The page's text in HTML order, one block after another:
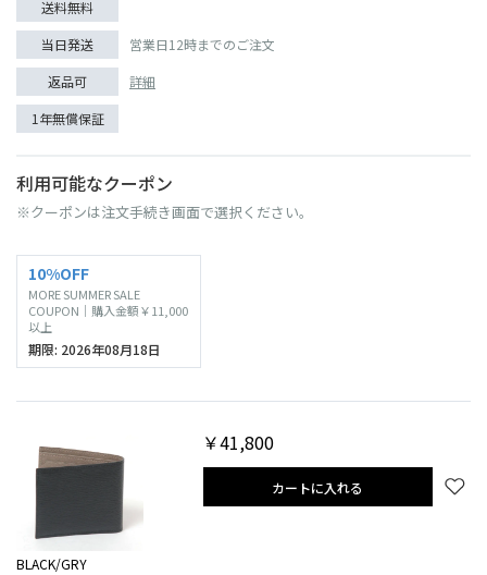
送料無料
当日発送
営業日12時までのご注文
返品可
詳細
1年無償保証
利用可能なクーポン
※クーポンは注文手続き画面で選択ください。
10%OFF
MORE SUMMER SALE
COUPON｜購入金額￥11,000
以上
期限: 2026年08月18日
BLACK/GRY
￥41,800
カートに入れる